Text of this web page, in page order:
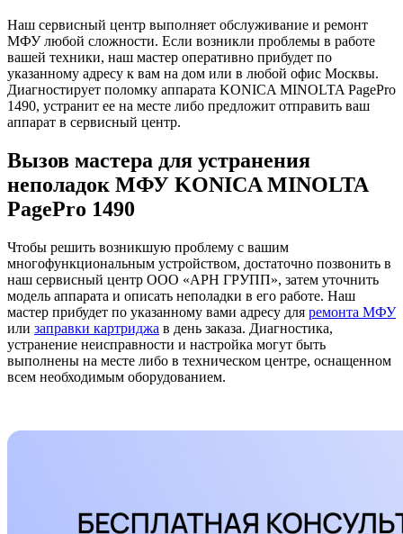
Наш сервисный центр выполняет обслуживание и ремонт
МФУ любой сложности. Если возникли проблемы в работе
вашей техники, наш мастер оперативно прибудет по
указанному адресу к вам на дом или в любой офис Москвы.
Диагностирует поломку аппарата KONICA MINOLTA PagePro
1490, устранит ее на месте либо предложит отправить ваш
аппарат в сервисный центр.
Вызов мастера для устранения
неполадок МФУ KONICA MINOLTA
PagePro 1490
Чтобы решить возникшую проблему с вашим
многофункциональным устройством, достаточно позвонить в
наш сервисный центр ООО «АРН ГРУПП», затем уточнить
модель аппарата и описать неполадки в его работе. Наш
мастер прибудет по указанному вами адресу для ремонта МФУ
или заправки картриджа в день заказа. Диагностика,
устранение неисправности и настройка могут быть
выполнены на месте либо в техническом центре, оснащенном
всем необходимым оборудованием.